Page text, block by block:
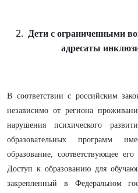
Дети с ограниченными
адресаты
В соответствии с российским
независимо от региона
нарушения психического
образовательных программ
образование, соответствующее
Доступ к образованию для
закрепленный в Федеральном